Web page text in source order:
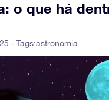
o que há
- Tags:astronomia